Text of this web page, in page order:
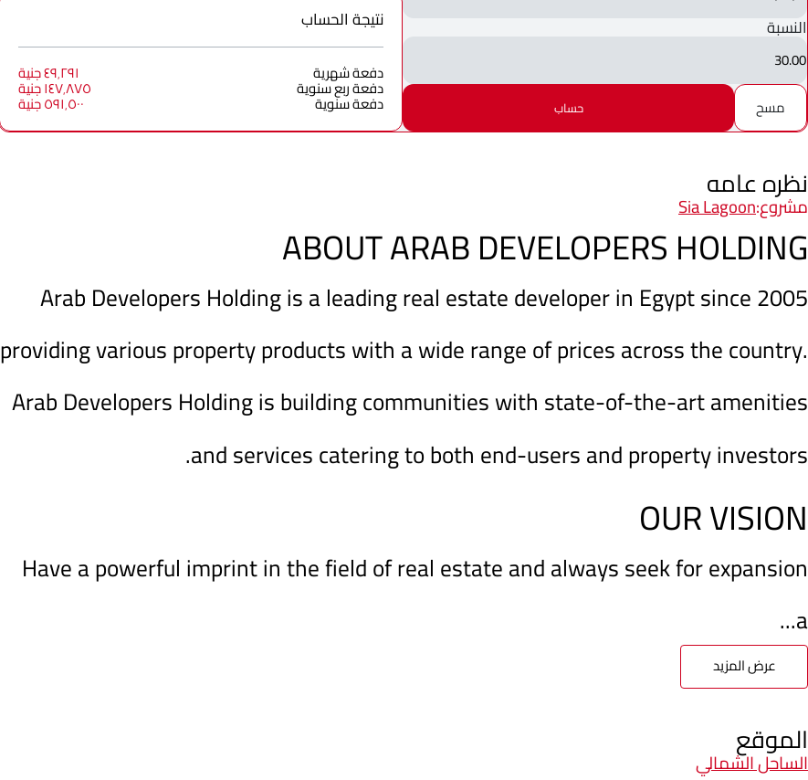
النسبة
30.00
مسح
حساب
نتيجة الحساب
دفعة شهرية ٤٩٬٢٩١ جنية
دفعة ربع سنوية ١٤٧٬٨٧٥ جنية
دفعة سنوية ٥٩١٬٥٠٠ جنية
نظره عامه
مشروع:Sia Lagoon
ABOUT ARAB DEVELOPERS HOLDING
Arab Developers Holding is a leading real estate developer in Egypt since 2005
providing various property products with a wide range of prices across the country.
Arab Developers Holding is building communities with state-of-the-art amenities
and services catering to both end-users and property investors.
OUR VISION
Have a powerful imprint in the field of real estate and always seek for expansion
a...
عرض المزيد
الموقع
الساحل الشمالي